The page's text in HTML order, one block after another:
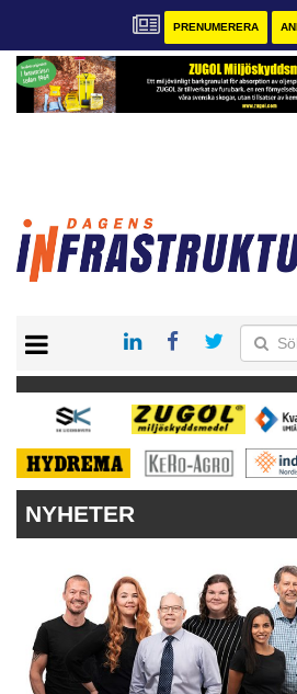
PRENUMERERA
KONTAKT
VÅRA ANDRA MAGASIN
PRENUMERERA
ANNONSERA
NYHETER